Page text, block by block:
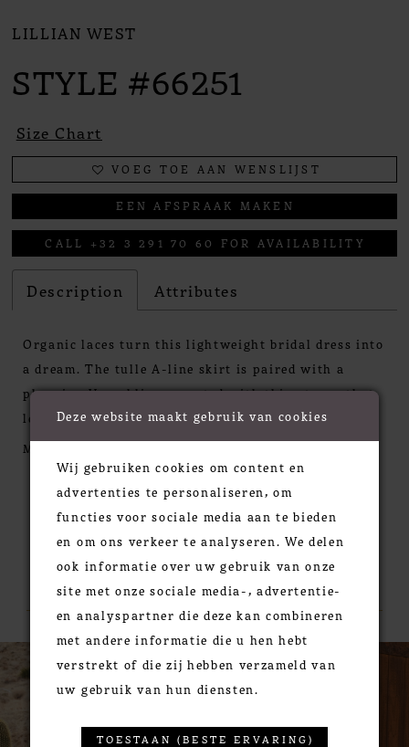
LILLIAN WEST
STYLE #66251
Size Chart
VOEG TOE AAN WENSLIJST
EEN AFSPRAAK MAKEN
CALL +32 3 291 70 60 FOR AVAILABILITY
Description Attributes
Organic laces turn this lightweight bridal dress into
a dream. The tulle A-line skirt is paired with a
plunging V-neckline accented with thin straps that
lead to a low V-back. The sheer bodice is textured
with sequined lace appliqués that trickle down and
blend with vertically placed trim laces on the skirt.
Scalloped eyelash trim defines the natural waist
before continuing down to finish off the hem. A
flowy chapel length train completes the look. For
more coverage, this style can also be ordered with
the bodice lined to the side seams.
MORE
RELATED PRODUCTS
Related
Products
Carousel
Skip
to
end
PAUSE AUTOPLAY
PREVIOUS SLIDE
NEXT SLIDE
1
2
Deze website maakt gebruik van cookies
Wij gebruiken cookies om content en
advertenties te personaliseren, om
functies voor sociale media aan te bieden
en om ons verkeer te analyseren. We delen
ook informatie over uw gebruik van onze
site met onze sociale media-, advertentie-
en analyspartner die deze kan combineren
met andere informatie die u hen hebt
verstrekt of die zij hebben verzameld van
uw gebruik van hun diensten.
TOESTAAN (BESTE ERVARING)